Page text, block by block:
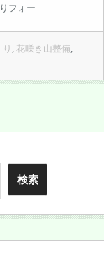
フォー
,花咲き山整備,
検索